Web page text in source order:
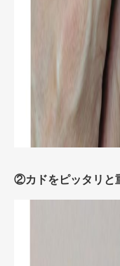
②カドをピッタリと